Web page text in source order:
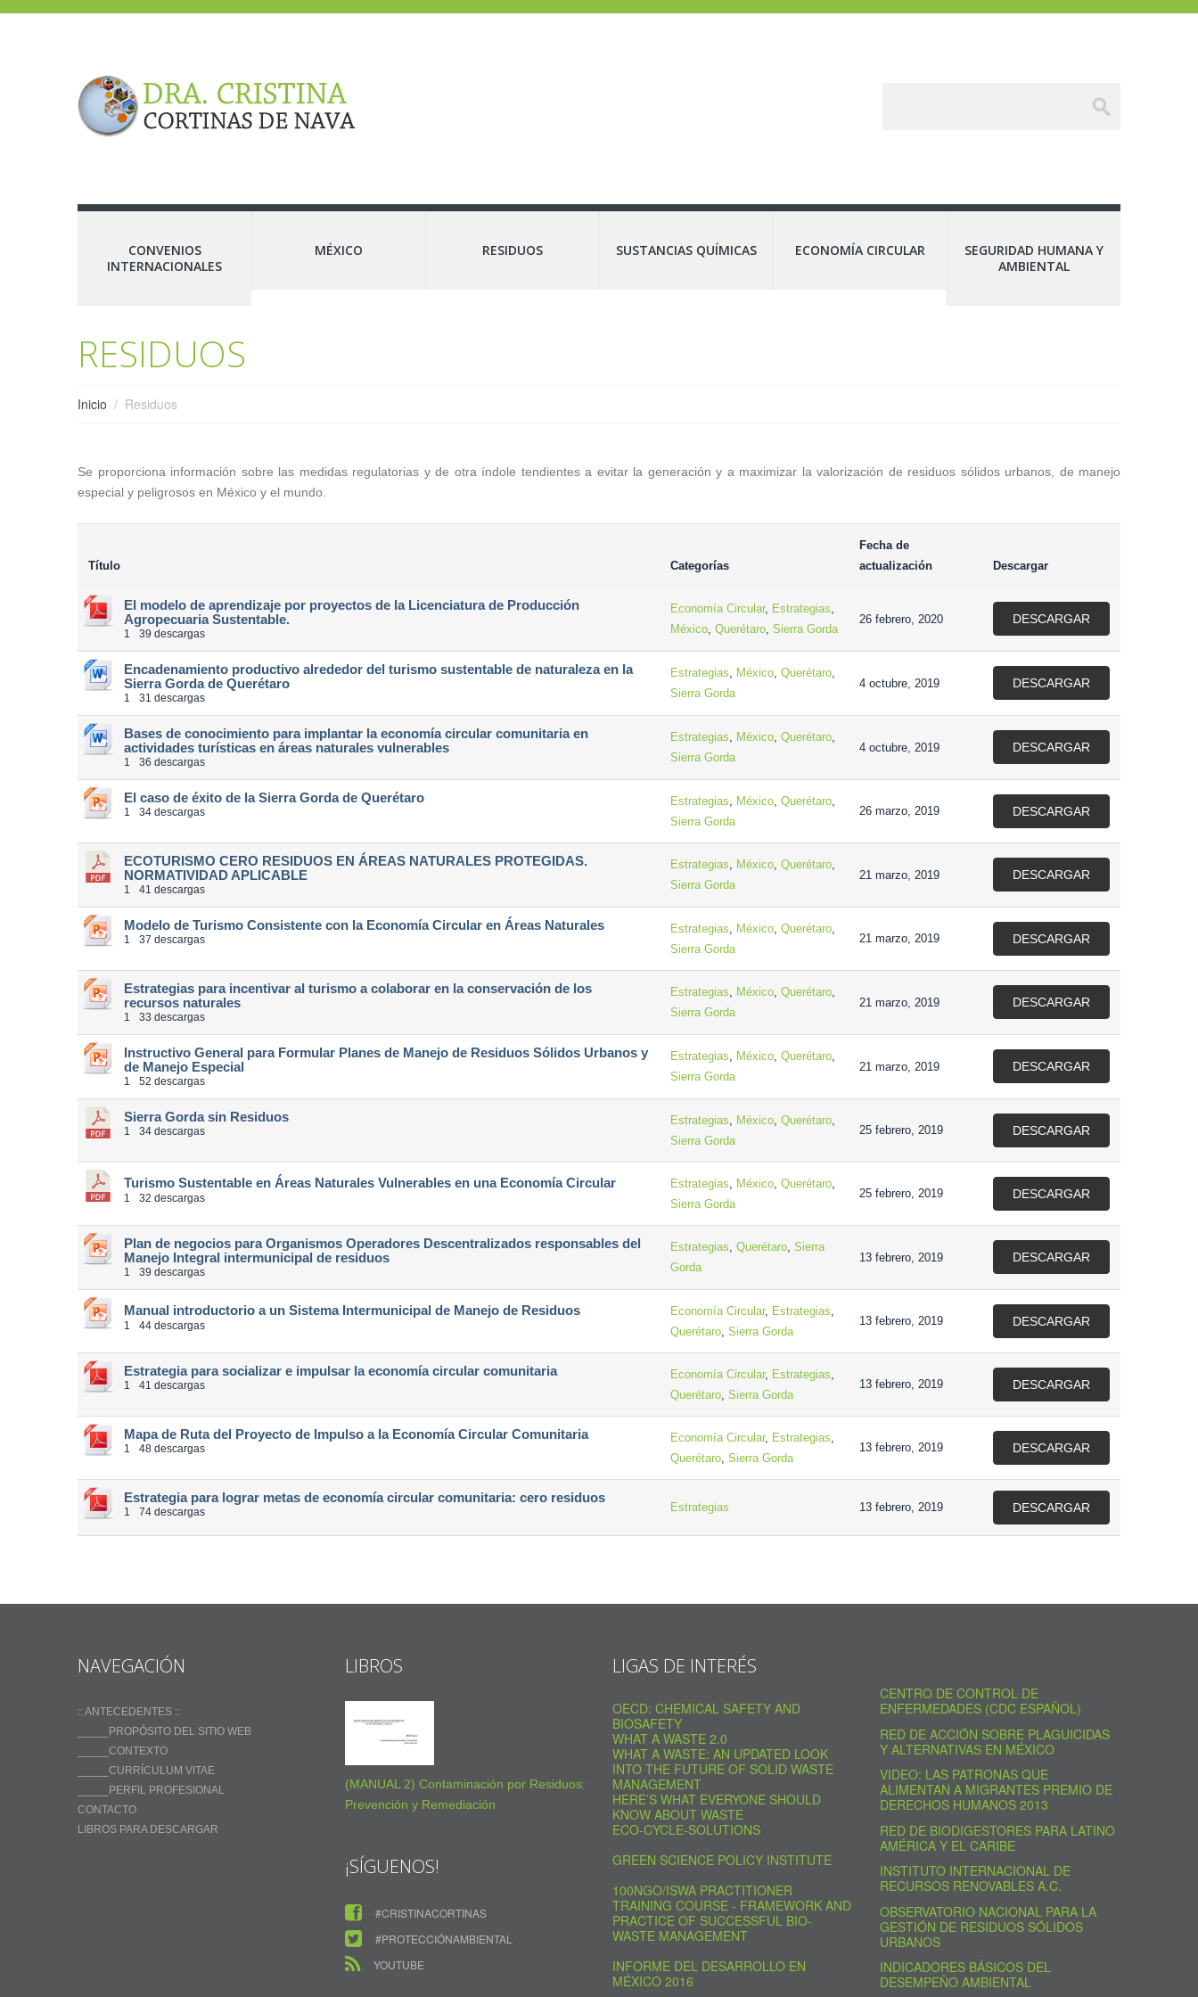
CONVENIOS
INTERNACIONALES
MÉXICO RESIDUOS SUSTANCIAS QUÍMICAS ECONOMÍA CIRCULAR
SEGURIDAD HUMANA Y
AMBIENTAL
RESIDUOS
Inicio Residuos
Se proporciona información sobre las medidas regulatorias y de otra índole tendientes a evitar la generación y a maximizar la valorización de residuos sólidos urbanos, de manejo
especial y peligrosos en México y el mundo.
Título Categorías
Fecha de
actualización
Descargar
El modelo de aprendizaje por proyectos de la Licenciatura de Producción
Agropecuaria Sustentable.
1 39 descargas
Economía Circular, Estrategias,
México, Querétaro, Sierra Gorda
26 febrero, 2020 DESCARGAR
Encadenamiento productivo alrededor del turismo sustentable de naturaleza en la
Sierra Gorda de Querétaro
1 31 descargas
Estrategias, México, Querétaro,
Sierra Gorda
4 octubre, 2019 DESCARGAR
Bases de conocimiento para implantar la economía circular comunitaria en
actividades turísticas en áreas naturales vulnerables
1 36 descargas
Estrategias, México, Querétaro,
Sierra Gorda
4 octubre, 2019 DESCARGAR
El caso de éxito de la Sierra Gorda de Querétaro
1 34 descargas
Estrategias, México, Querétaro,
Sierra Gorda
26 marzo, 2019 DESCARGAR
ECOTURISMO CERO RESIDUOS EN ÁREAS NATURALES PROTEGIDAS.
NORMATIVIDAD APLICABLE
1 41 descargas
Estrategias, México, Querétaro,
Sierra Gorda
21 marzo, 2019 DESCARGAR
Modelo de Turismo Consistente con la Economía Circular en Áreas Naturales
1 37 descargas
Estrategias, México, Querétaro,
Sierra Gorda
21 marzo, 2019 DESCARGAR
Estrategias para incentivar al turismo a colaborar en la conservación de los
recursos naturales
1 33 descargas
Estrategias, México, Querétaro,
Sierra Gorda
21 marzo, 2019 DESCARGAR
Instructivo General para Formular Planes de Manejo de Residuos Sólidos Urbanos y
de Manejo Especial
1 52 descargas
Estrategias, México, Querétaro,
Sierra Gorda
21 marzo, 2019 DESCARGAR
Sierra Gorda sin Residuos
1 34 descargas
Estrategias, México, Querétaro,
Sierra Gorda
25 febrero, 2019 DESCARGAR
Turismo Sustentable en Áreas Naturales Vulnerables en una Economía Circular
1 32 descargas
Estrategias, México, Querétaro,
Sierra Gorda
25 febrero, 2019 DESCARGAR
Plan de negocios para Organismos Operadores Descentralizados responsables del
Manejo Integral intermunicipal de residuos
1 39 descargas
Estrategias, Querétaro, Sierra
Gorda
13 febrero, 2019 DESCARGAR
Manual introductorio a un Sistema Intermunicipal de Manejo de Residuos
1 44 descargas
Economía Circular, Estrategias,
Querétaro, Sierra Gorda
13 febrero, 2019 DESCARGAR
Estrategia para socializar e impulsar la economía circular comunitaria
1 41 descargas
Economía Circular, Estrategias,
Querétaro, Sierra Gorda
13 febrero, 2019 DESCARGAR
Mapa de Ruta del Proyecto de Impulso a la Economía Circular Comunitaria
1 48 descargas
Economía Circular, Estrategias,
Querétaro, Sierra Gorda
13 febrero, 2019 DESCARGAR
Estrategia para lograr metas de economía circular comunitaria: cero residuos
1 74 descargas Estrategias 13 febrero, 2019 DESCARGAR
NAVEGACIÓN
:: ANTECEDENTES ::
_____PROPÓSITO DEL SITIO WEB
_____CONTEXTO
_____CURRÍCULUM VITAE
_____PERFIL PROFESIONAL
CONTACTO
LIBROS PARA DESCARGAR
LIBROS
(MANUAL 2) Contaminación por Residuos:
Prevención y Remediación
¡SÍGUENOS!
#CRISTINACORTINAS
#PROTECCIÓNAMBIENTAL
YOUTUBE
LIGAS DE INTERÉS
OECD: CHEMICAL SAFETY AND
BIOSAFETY
WHAT A WASTE 2.0
WHAT A WASTE: AN UPDATED LOOK
INTO THE FUTURE OF SOLID WASTE
MANAGEMENT
HERE’S WHAT EVERYONE SHOULD
KNOW ABOUT WASTE
ECO-CYCLE-SOLUTIONS
GREEN SCIENCE POLICY INSTITUTE
100NGO/ISWA PRACTITIONER
TRAINING COURSE - FRAMEWORK AND
PRACTICE OF SUCCESSFUL BIO-
WASTE MANAGEMENT
INFORME DEL DESARROLLO EN
MÉXICO 2016
CENTRO DE CONTROL DE
ENFERMEDADES (CDC ESPAÑOL)
RED DE ACCIÓN SOBRE PLAGUICIDAS
Y ALTERNATIVAS EN MÉXICO
VIDEO: LAS PATRONAS QUE
ALIMENTAN A MIGRANTES PREMIO DE
DERECHOS HUMANOS 2013
RED DE BIODIGESTORES PARA LATINO
AMÉRICA Y EL CARIBE
INSTITUTO INTERNACIONAL DE
RECURSOS RENOVABLES A.C.
OBSERVATORIO NACIONAL PARA LA
GESTIÓN DE RESIDUOS SÓLIDOS
URBANOS
INDICADORES BÁSICOS DEL
DESEMPEÑO AMBIENTAL